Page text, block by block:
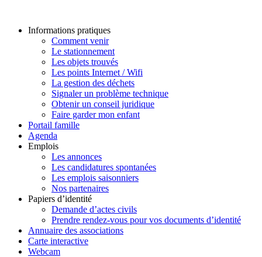
Informations pratiques
Comment venir
Le stationnement
Les objets trouvés
Les points Internet / Wifi
La gestion des déchets
Signaler un problème technique
Obtenir un conseil juridique
Faire garder mon enfant
Portail famille
Agenda
Emplois
Les annonces
Les candidatures spontanées
Les emplois saisonniers
Nos partenaires
Papiers d’identité
Demande d’actes civils
Prendre rendez-vous pour vos documents d’identité
Annuaire des associations
Carte interactive
Webcam